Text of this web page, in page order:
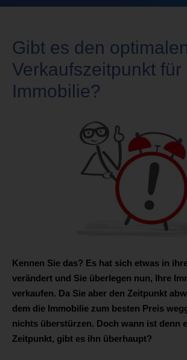
Gibt es den
Verkaufszeitpunkt für
Immobilie?
Kennen Sie das? Es hat sich etwas in
verändert und Sie überlegen nun, Ihre
verkaufen. Da Sie aber den Zeitpunkt
dem die Immobilie zum besten Preis
nichts überstürzen. Doch wann ist denn
Zeitpunkt, gibt es ihn überhaupt?